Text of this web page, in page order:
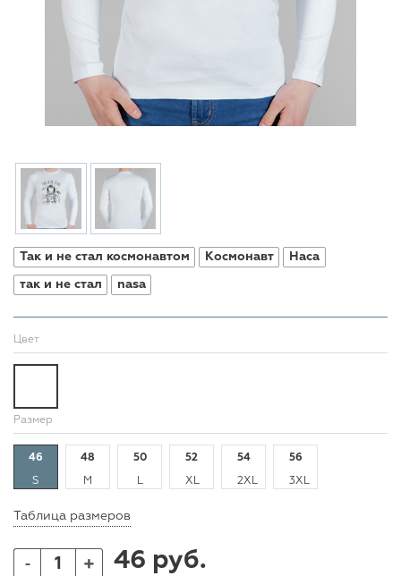
Так и не стал космонавтом Космонавт Наса
так и не стал nasa
Цвет
Размер
46
S
48
M
50
L
52
XL
54
2XL
56
3XL
Таблица размеров
- + 46 руб.